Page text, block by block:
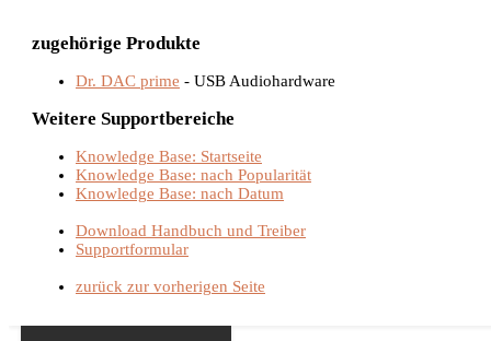
zugehörige Produkte
Dr. DAC prime - USB Audiohardware
Weitere Supportbereiche
Knowledge Base: Startseite
Knowledge Base: nach Popularität
Knowledge Base: nach Datum
Download Handbuch und Treiber
Supportformular
zurück zur vorherigen Seite